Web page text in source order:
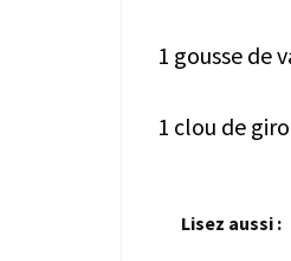
1 gousse de
1 clou de
Lisez aussi :